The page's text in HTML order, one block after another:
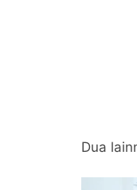
Dua